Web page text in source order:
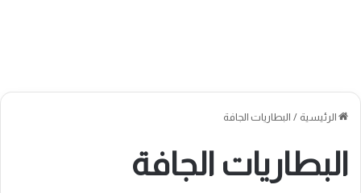
الرئيسية / البطاريات الجافة
البطاريات الجافة